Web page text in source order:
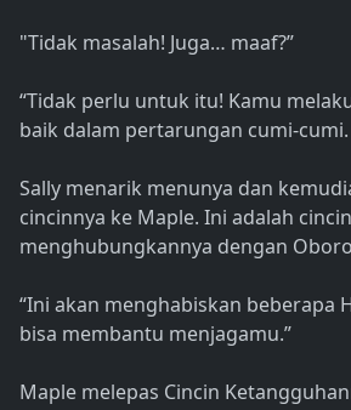
"Tidak masalah! Juga… maaf?”
“Tidak perlu untuk itu! Kamu
baik dalam pertarungan cumi-cumi.
Sally menarik menunya dan
cincinnya ke Maple. Ini adalah
menghubungkannya dengan
“Ini akan menghabiskan beberapa
bisa membantu menjagamu.”
Maple melepas Cincin